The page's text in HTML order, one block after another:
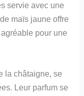
servie avec une
maïs jaune offre
pour une
la châtaigne, se
Leur parfum se